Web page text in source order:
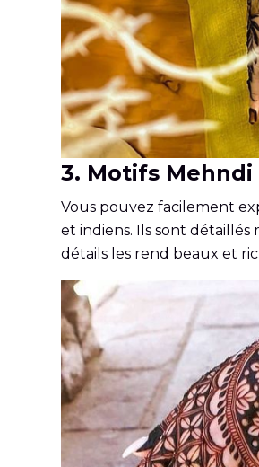
3. Motifs Mehndi
Vous pouvez facilement
et indiens. Ils sont détaillés
détails les rend beaux et